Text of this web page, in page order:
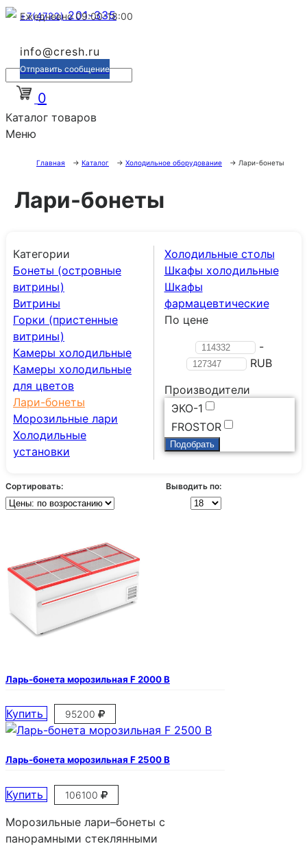
+7(4722)201-335
Ежедневно 09:00-18:00
info@cresh.ru
Отправить сообщение
0
Каталог товаров
Меню
Главная → Каталог → Холодильное оборудование → Лари-бонеты
Лари-бонеты
Категории
Бонеты (островные
витрины)
Витрины
Горки (пристенные
витрины)
Камеры холодильные
Камеры холодильные
для цветов
Лари-бонеты
Морозильные лари
Холодильные
установки
Холодильные столы
Шкафы холодильные
Шкафы
фармацевтические
По цене
-
RUB
Производители
ЭКО-1
FROSTOR
Сортировать: Выводить по:
Ларь-бонета морозильная F 2000 B
Купить 95200
Ларь-бонета морозильная F 2500 B
Купить 106100
Морозильные лари–бонеты с
панорамными стеклянными